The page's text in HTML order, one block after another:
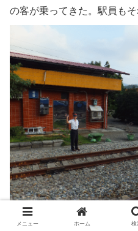
の客が乗ってきた。駅員もそ
メニュー ホーム 検